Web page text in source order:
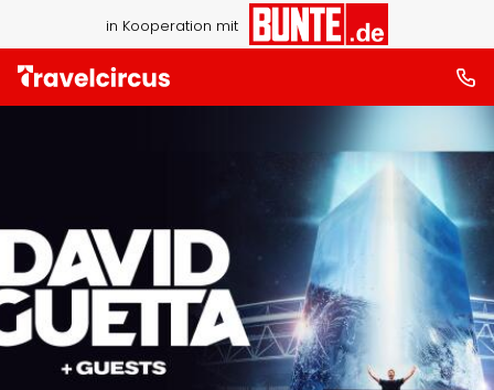
in Kooperation mit